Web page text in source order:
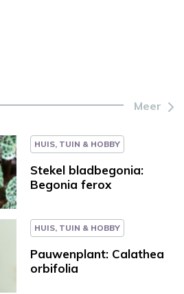
Meer
HUIS, TUIN & HOBBY
Stekel bladbegonia:
Begonia ferox
HUIS, TUIN & HOBBY
Pauwenplant: Calathea
orbifolia